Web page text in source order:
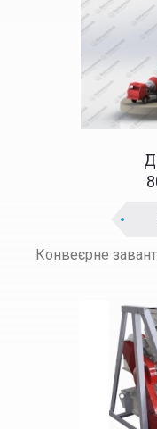
Конвеєрне